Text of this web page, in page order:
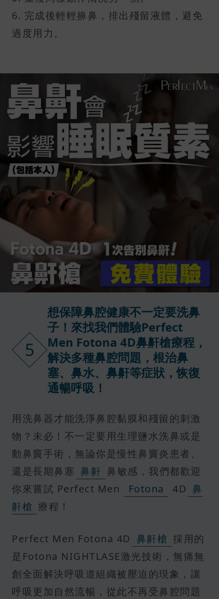
6. 完成後輕輕擤鼻，排出殘留液體，避免
過度用力。
5
想保障鼻腔健康不一定要洗鼻
子！來找我們體驗Perfect
Men Fotona 4D鼻鼾槍療程，
解決多種鼻腔問題，根治鼻
塞、鼻水、鼻鼾等症狀，恢復
通暢呼吸！
用洗鼻器才能洗淨鼻腔黏膜和殘留的刺激
物？未必！不一定要用生理鹽水洗鼻或是
動鼻竇手術，無論你是慢性鼻竇炎患者、
還是長期鼻塞 鼻鼾 鼻敏感，我們都歡迎
你來嘗試 Perfect Men
Fotona 4D 鼻
鼾槍 療程！
Perfect Men Fotona 4D 鼻鼾槍 採用的
是Fotona NIGHTLASE激光技術，無痛無
創全面解決呼吸道組織被壓迫的現象，讓
呼吸更加自然流暢，從此不再受鼻腔問題